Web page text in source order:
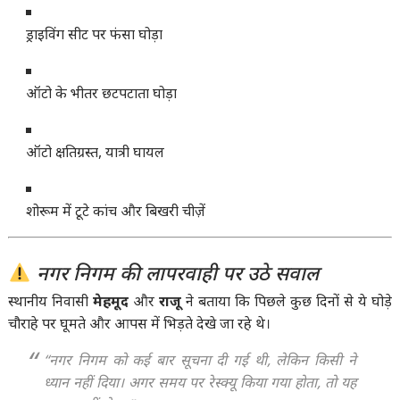
ड्राइविंग सीट पर फंसा घोड़ा
ऑटो के भीतर छटपटाता घोड़ा
ऑटो क्षतिग्रस्त, यात्री घायल
शोरूम में टूटे कांच और बिखरी चीज़ें
नगर निगम की लापरवाही पर उठे सवाल
स्थानीय निवासीमेहमूद औरराजू ने बताया कि पिछले कुछ दिनों से ये घोड़े
चौराहे पर घूमते और आपस में भिड़ते देखे जा रहे थे।
“नगर निगम को कई बार सूचना दी गई थी, लेकिन किसी ने
ध्यान नहीं दिया। अगर समय पर रेस्क्यू किया गया होता, तो यह